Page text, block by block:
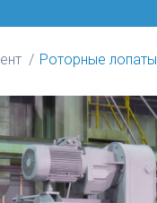
Роторные лопаты